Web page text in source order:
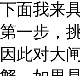
下面我来
第一步，
因此对大